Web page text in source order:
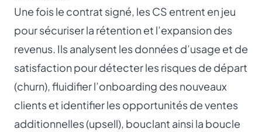
Une fois le contrat signé, les CS entrent en jeu
pour sécuriser la rétention et l’expansion des
revenus. Ils analysent les données d’usage et de
satisfaction pour détecter les risques de départ
(churn), fluidifier l’onboarding des nouveaux
clients et identifier les opportunités de ventes
additionnelles (upsell), bouclant ainsi la boucle